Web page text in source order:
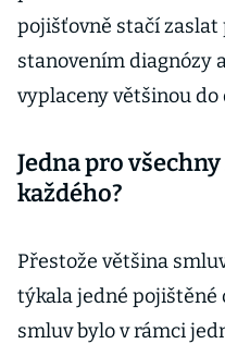
pojišťovně stačí zaslat
stanovením diagnózy
vyplaceny většinou
Jedna pro
každého?
Přestože většina
týkala jedné pojištěné
smluv bylo v rámci